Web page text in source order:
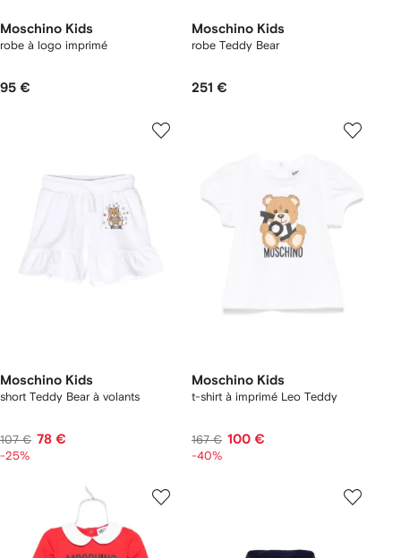
Moschino Kids
robe à logo imprimé
95 €
Moschino Kids
robe Teddy Bear
251 €
Moschino Kids
short Teddy Bear à volants
107 € 78 €
-25%
Moschino Kids
t-shirt à imprimé Leo Teddy
167 € 100 €
-40%